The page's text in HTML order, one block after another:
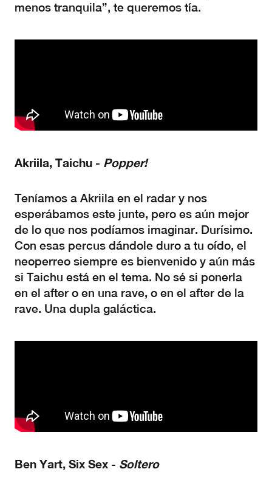
menos tranquila”, te queremos tía.
Akriila, Taichu - Popper!
Teníamos a Akriila en el radar y nos
esperábamos este junte, pero es aún mejor
de lo que nos podíamos imaginar. Durísimo.
Con esas percus dándole duro a tu oído, el
neoperreo siempre es bienvenido y aún más
si Taichu está en el tema. No sé si ponerla
en el after o en una rave, o en el after de la
rave. Una dupla galáctica.
Ben Yart, Six Sex - Soltero